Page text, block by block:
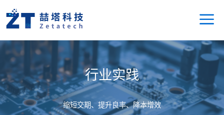
行业实践
缩短交期、提升良率、降本增效